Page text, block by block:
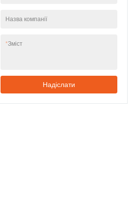
Назва компанії
*Зміст
Надіслати